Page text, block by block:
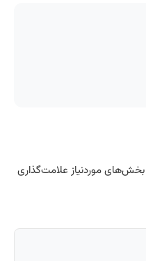
بخش‌های موردنیاز علامت‌گذاری